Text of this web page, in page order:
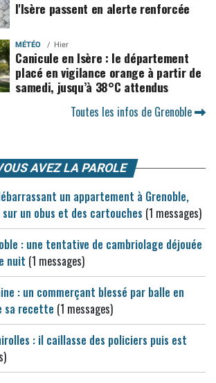
l'Isère passent en alerte renforcée
MÉTÉO Hier
Canicule en Isère : le département
placé en vigilance orange à partir de
samedi, jusqu’à 38°C attendus
Toutes les infos de Grenoble
AVEZ LA PAROLE
un appartement à Grenoble,
un obus et des cartouches (1 messages)
: une tentative de cambriolage déjouée
nuit (1 messages)
: un commerçant blessé par balle en
sa recette (1 messages)
: il caillasse des policiers puis est